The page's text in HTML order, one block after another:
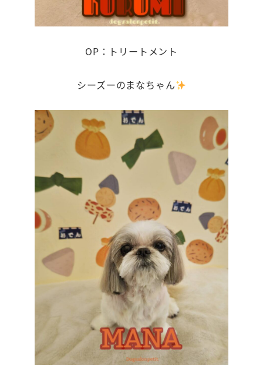
OP：トリートメント
シーズーのまなちゃん